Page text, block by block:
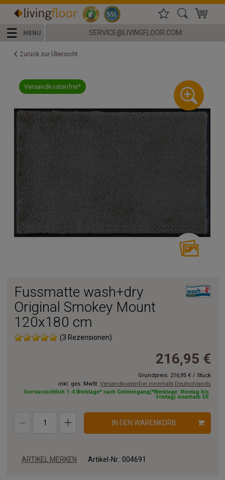
☰ MENU SERVICE@LIVINGFLOOR.COM
Zurück zur Übersicht
Versandkostenfrei*
Fussmatte wash+dry
Original Smokey Mount
120x180 cm
(3 Rezensionen)
216,95 €
Grundpreis: 216,95 € / Stück
inkl. ges. MwSt. Versandkostenfrei innerhalb Deutschlands
Vorraussichtlich 1-4 Werktage* nach Geldeingang(*Werktage: Montag bis
Freitag) innerhalb DE
IN DEN WARENKORB
ARTIKEL MERKEN Artikel-Nr.: 004691